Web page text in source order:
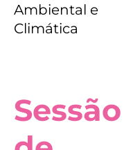
Ambiental e
Climática
Sessão